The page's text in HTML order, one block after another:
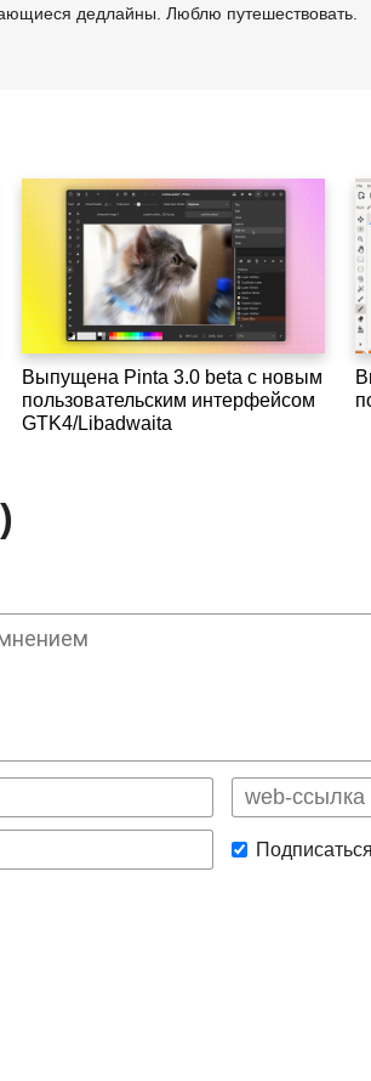
дедлайны. Люблю путешествовать.
Выпущена Pinta 3.0 beta с новым
пользовательским интерфейсом
GTK4/Libadwaita